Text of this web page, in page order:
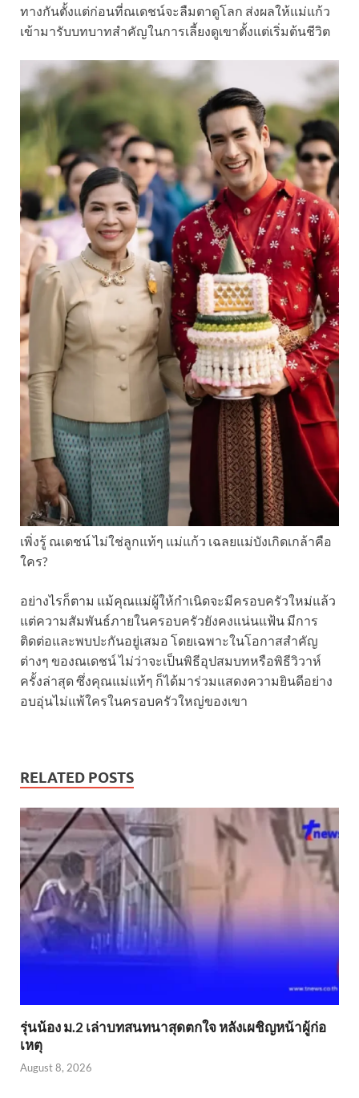
ทางกันตั้งแต่ก่อนที่ณเดชน์จะลืมตาดูโลก ส่งผลให้แม่แก้ว
เข้ามารับบทบาทสำคัญในการเลี้ยงดูเขาตั้งแต่เริ่มต้นชีวิต
เพิ่งรู้ ณเดชน์ ไม่ใช่ลูกแท้ๆ แม่แก้ว เฉลยแม่บังเกิดเกล้าคือ
ใคร?
อย่างไรก็ตาม แม้คุณแม่ผู้ให้กำเนิดจะมีครอบครัวใหม่แล้ว
แต่ความสัมพันธ์ภายในครอบครัวยังคงแน่นแฟ้น มีการ
ติดต่อและพบปะกันอยู่เสมอ โดยเฉพาะในโอกาสสำคัญ
ต่างๆ ของณเดชน์ ไม่ว่าจะเป็นพิธีอุปสมบทหรือพิธีวิวาห์
ครั้งล่าสุด ซึ่งคุณแม่แท้ๆ ก็ได้มาร่วมแสดงความยินดีอย่าง
อบอุ่นไม่แพ้ใครในครอบครัวใหญ่ของเขา
RELATED POSTS
รุ่นน้อง ม.2 เล่าบทสนทนาสุดตกใจ หลังเผชิญหน้าผู้ก่อ
เหตุ
August 8, 2026